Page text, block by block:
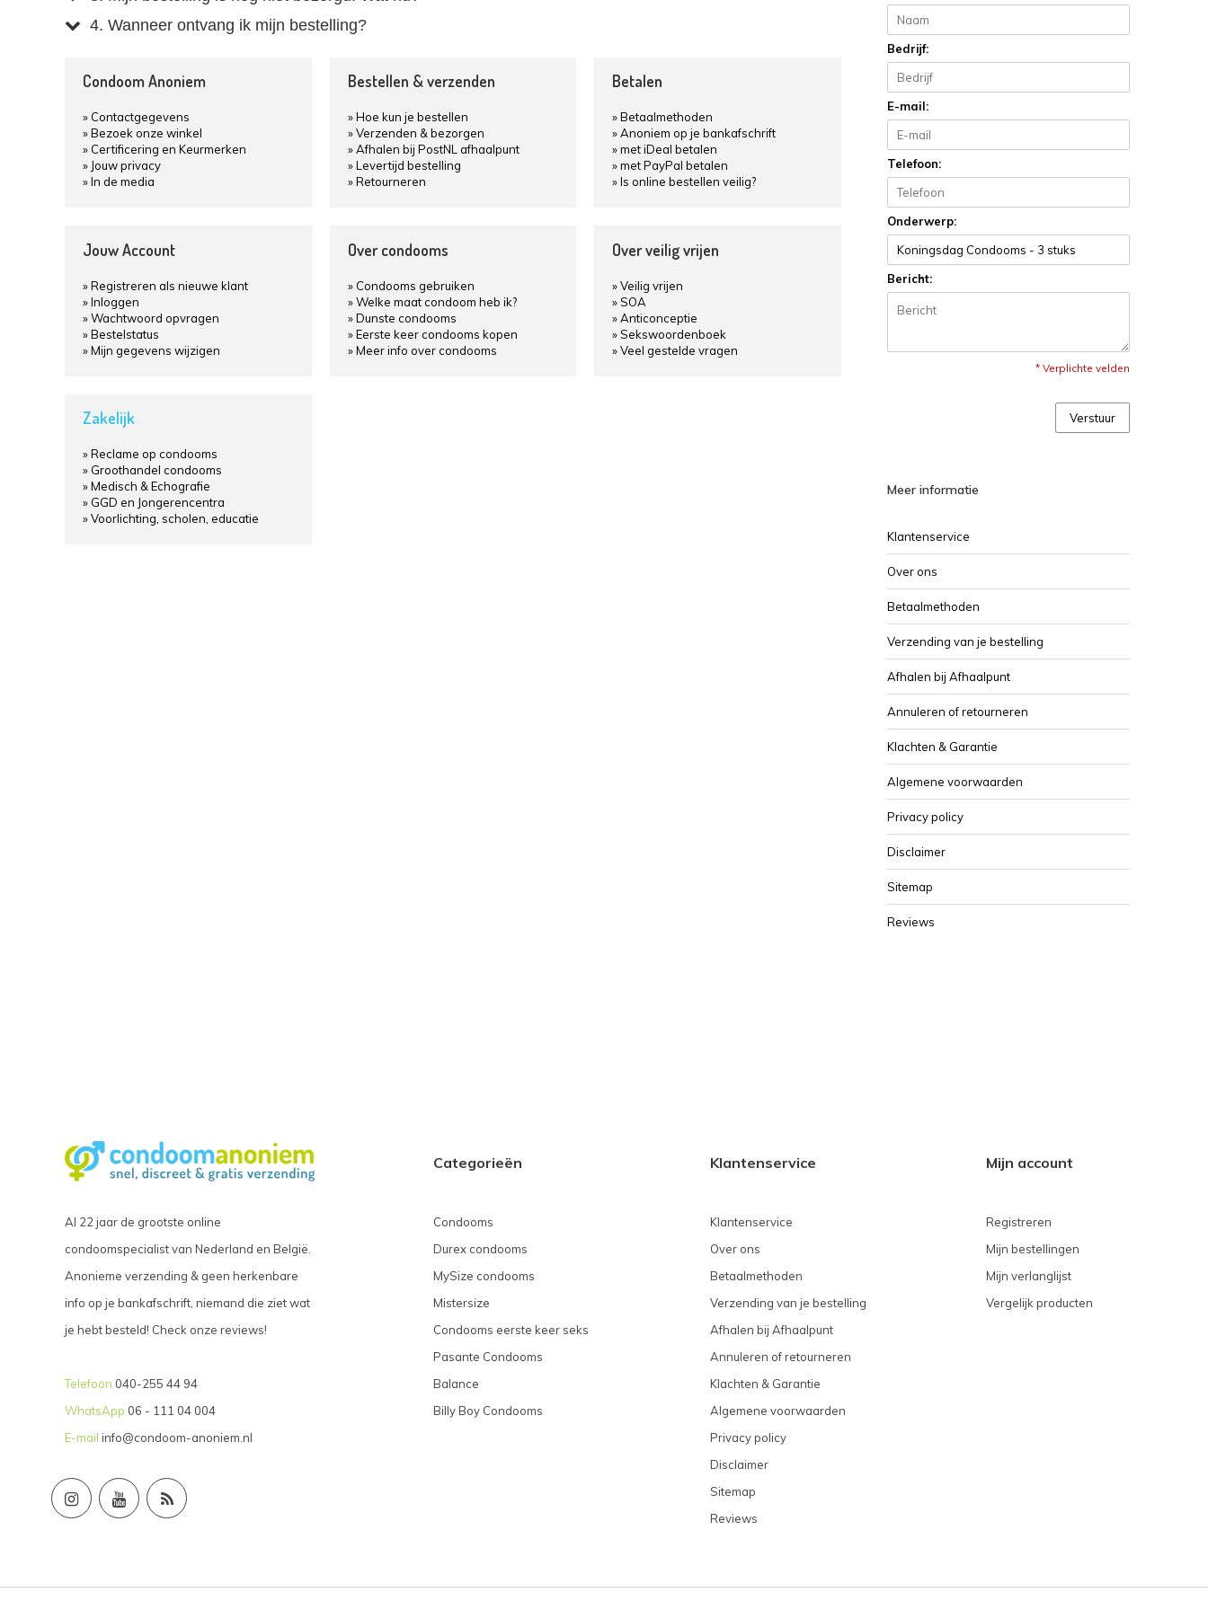
4. Wanneer ontvang ik mijn bestelling?
Condoom Anoniem
Contactgegevens
Bezoek onze winkel
Certificering en Keurmerken
Jouw privacy
In de media
Bestellen & verzenden
Hoe kun je bestellen
Verzenden & bezorgen
Afhalen bij PostNL afhaalpunt
Levertijd bestelling
Retourneren
Betalen
Betaalmethoden
Anoniem op je bankafschrift
met iDeal betalen
met PayPal betalen
Is online bestellen veilig?
Jouw Account
Registreren als nieuwe klant
Inloggen
Wachtwoord opvragen
Bestelstatus
Mijn gegevens wijzigen
Over condooms
Condooms gebruiken
Welke maat condoom heb ik?
Dunste condooms
Eerste keer condooms kopen
Meer info over condooms
Over veilig vrijen
Veilig vrijen
SOA
Anticonceptie
Sekswoordenboek
Veel gestelde vragen
Zakelijk
Reclame op condooms
Groothandel condooms
Medisch & Echografie
GGD en Jongerencentra
Voorlichting, scholen, educatie
Bedrijf:
E-mail:
Telefoon:
Onderwerp:
Bericht:
* Verplichte velden
Verstuur
Meer informatie
Klantenservice
Over ons
Betaalmethoden
Verzending van je bestelling
Afhalen bij Afhaalpunt
Annuleren of retourneren
Klachten & Garantie
Algemene voorwaarden
Privacy policy
Disclaimer
Sitemap
Reviews
Al 22 jaar de grootste online
condoomspecialist van Nederland en België.
Anonieme verzending & geen herkenbare
info op je bankafschrift, niemand die ziet wat
je hebt besteld! Check onze reviews!
Telefoon 040-255 44 94
WhatsApp 06 - 111 04 004
E-mail info@condoom-anoniem.nl
Categorieën
Condooms
Durex condooms
MySize condooms
Mistersize
Condooms eerste keer seks
Pasante Condooms
Balance
Billy Boy Condooms
Klantenservice
Klantenservice
Over ons
Betaalmethoden
Verzending van je bestelling
Afhalen bij Afhaalpunt
Annuleren of retourneren
Klachten & Garantie
Algemene voorwaarden
Privacy policy
Disclaimer
Sitemap
Reviews
Mijn account
Registreren
Mijn bestellingen
Mijn verlanglijst
Vergelijk producten